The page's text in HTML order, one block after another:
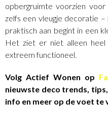
opbergruimte voorzien
zelfs een vleugje decoratie
praktisch aan begint in een
Het ziet er niet alleen
extreem functioneel.
Volg Actief Wonen op
nieuwste deco trends,
info en meer op de voet te